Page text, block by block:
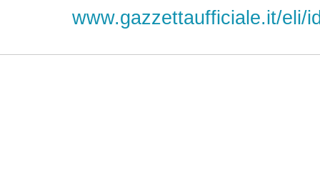
www.gazzettaufficiale.it/eli/